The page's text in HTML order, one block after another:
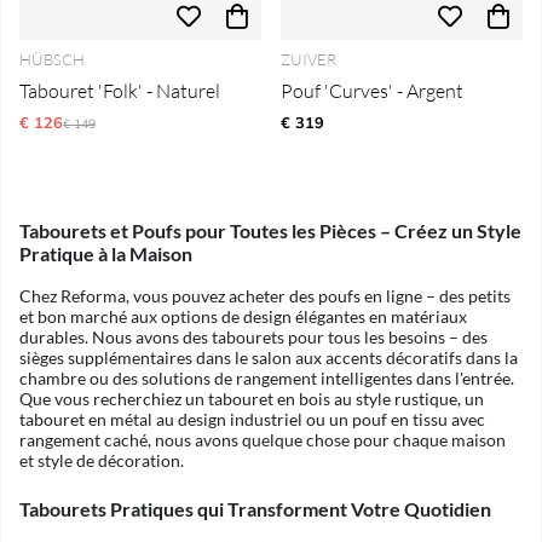
HÜBSCH
Tabouret 'Folk' - Naturel
€ 126Prix régulier:
€ 149
ZUIVER
Pouf 'Curves' - Argent
€ 319
Tabourets et Poufs pour Toutes les Pièces – Créez un Style
Pratique à la Maison
Chez Reforma, vous pouvez acheter des poufs en ligne – des petits
et bon marché aux options de design élégantes en matériaux
durables. Nous avons des tabourets pour tous les besoins – des
sièges supplémentaires dans le salon aux accents décoratifs dans la
chambre ou des solutions de rangement intelligentes dans l'entrée.
Que vous recherchiez un tabouret en bois au style rustique, un
tabouret en métal au design industriel ou un pouf en tissu avec
rangement caché, nous avons quelque chose pour chaque maison
et style de décoration.
Tabourets Pratiques qui Transforment Votre Quotidien